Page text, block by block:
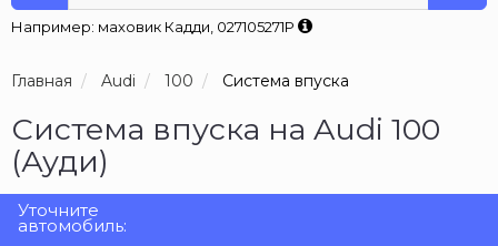
Например: маховик Кадди, 027105271P
Главная Audi 100 Система впуска
Система впуска на Audi 100
(Ауди)
Уточните
автомобиль: